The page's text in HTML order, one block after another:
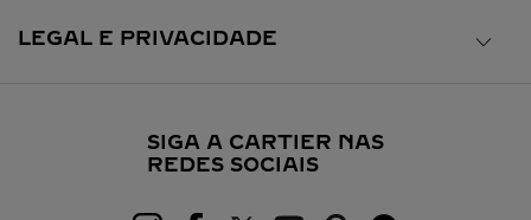
LEGAL E PRIVACIDADE
SIGA A CARTIER NAS
REDES SOCIAIS